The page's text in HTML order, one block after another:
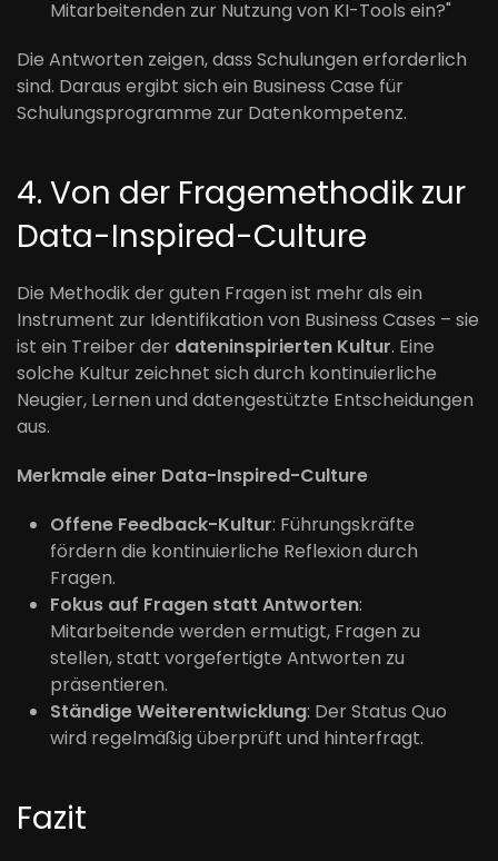
Mitarbeitenden zur Nutzung von KI-Tools ein?"
Die Antworten zeigen, dass Schulungen erforderlich
sind. Daraus ergibt sich ein Business Case für
Schulungsprogramme zur Datenkompetenz.
4. Von der Fragemethodik zur
Data-Inspired-Culture
Die Methodik der guten Fragen ist mehr als ein
Instrument zur Identifikation von Business Cases – sie
ist ein Treiber der dateninspirierten Kultur. Eine
solche Kultur zeichnet sich durch kontinuierliche
Neugier, Lernen und datengestützte Entscheidungen
aus.
Merkmale einer Data-Inspired-Culture
Offene Feedback-Kultur: Führungskräfte
fördern die kontinuierliche Reflexion durch
Fragen.
Fokus auf Fragen statt Antworten:
Mitarbeitende werden ermutigt, Fragen zu
stellen, statt vorgefertigte Antworten zu
präsentieren.
Ständige Weiterentwicklung: Der Status Quo
wird regelmäßig überprüft und hinterfragt.
Fazit